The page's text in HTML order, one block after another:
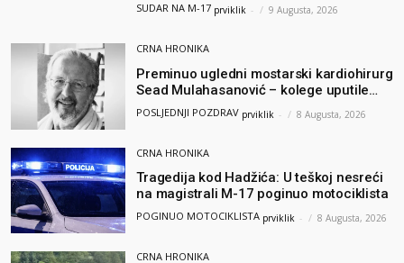
SUDAR NA M-17 prviklik - 9 Augusta, 2026
CRNA HRONIKA
Preminuo ugledni mostarski kardiohirurg
Sead Mulahasanović – kolege uputile
emotivnu oproštajnu poruku
POSLJEDNJI POZDRAV prviklik - 8 Augusta, 2026
CRNA HRONIKA
Tragedija kod Hadžića: U teškoj nesreći
na magistrali M-17 poginuo motociklista
POGINUO MOTOCIKLISTA prviklik - 8 Augusta, 2026
CRNA HRONIKA